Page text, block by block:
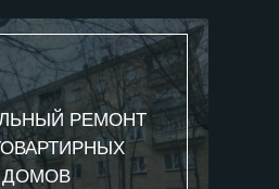
РЕМОНТ
ДОМОВ